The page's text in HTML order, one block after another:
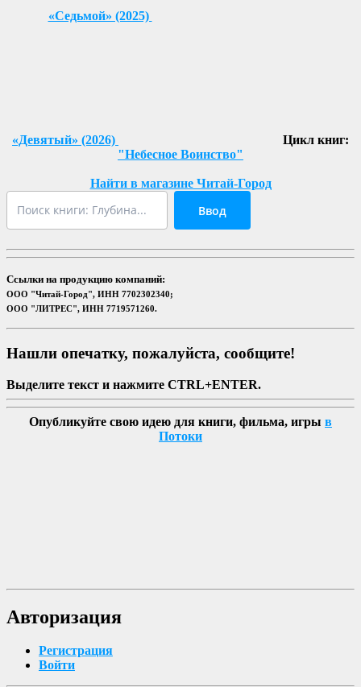
«Седьмой» (2025)
«Девятый» (2026)
Цикл книг:
"Небесное Воинство"
Найти в магазине Читай-Город
Ввод
Ссылки на продукцию компаний:
ООО "Читай-Город", ИНН 7702302340;
ООО "ЛИТРЕС", ИНН 7719571260.
Нашли опечатку, пожалуйста, сообщите!
Выделите текст и нажмите CTRL+ENTER.
Опубликуйте свою идею для книги, фильма, игры в
Потоки
Авторизация
Регистрация
Войти